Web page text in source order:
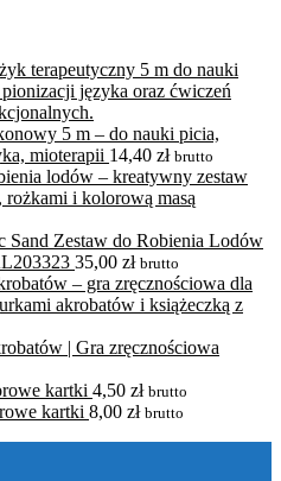
5 m – do nauki picia,
mioterapii 14,40 zł brutto
Sand Zestaw do Robienia Lodów
35,00 zł brutto
| Gra zręcznościowa
kartki 4,50 zł brutto
kartki 8,00 zł brutto